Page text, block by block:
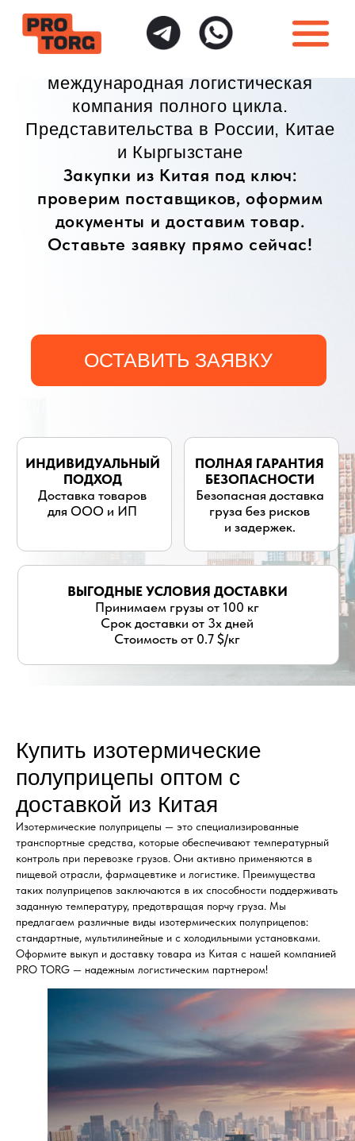
Представительства в России, Китае
и Кыргызстане
Закупки из Китая под ключ:
проверим поставщиков, оформим
документы и доставим товар.
Оставьте заявку прямо сейчас!
ОСТАВИТЬ ЗАЯВКУ
Срок доставки от 3х дней
Стоимость от 0.7 $/кг
Безопасная доставка
груза без рисков
Доставка товаров
для ООО и ИП
Купить изотермические
полуприцепы оптом с
доставкой из Китая
Изотермические полуприцепы — это специализированные
транспортные средства, которые обеспечивают температурный
контроль при перевозке грузов. Они активно применяются в
пищевой отрасли, фармацевтике и логистике. Преимущества
таких полуприцепов заключаются в их способности поддерживать
заданную температуру, предотвращая порчу груза. Мы
предлагаем различные виды изотермических полуприцепов:
стандартные, мультилинейные и с холодильными установками.
Оформите выкуп и доставку товара из Китая с нашей компанией
PRO TORG — надежным логистическим партнером!